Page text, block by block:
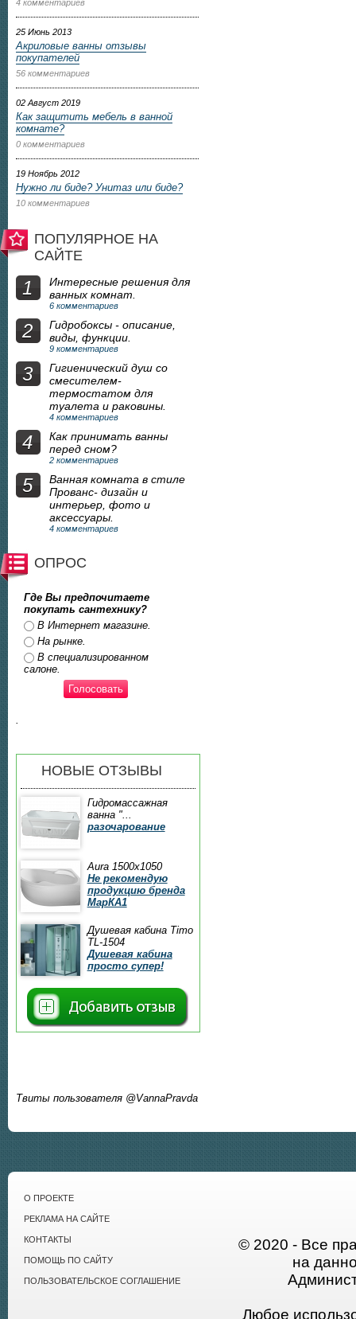
4 комментариев
25 Июнь 2013
Акриловые ванны отзывы
покупателей
56 комментариев
02 Август 2019
Как защитить мебель в ванной
комнате?
0 комментариев
19 Ноябрь 2012
Нужно ли биде? Унитаз или биде?
10 комментариев
ПОПУЛЯРНОЕ НА
САЙТЕ
1
Интересные решения для
ванных комнат.
6 комментариев
2
Гидробоксы - описание,
виды, функции.
9 комментариев
3
Гигиенический душ со
смесителем-
термостатом для
туалета и раковины.
4 комментариев
4
Как принимать ванны
перед сном?
2 комментариев
5
Ванная комната в стиле
Прованс- дизайн и
интерьер, фото и
аксессуары.
4 комментариев
ОПРОС
Где Вы предпочитаете
покупать сантехнику?
Ответы
В Интернет магазине.
На рынке.
В специализированном
салоне.
НОВЫЕ ОТЗЫВЫ
Гидромассажная
ванна "...
разочарование
Aura 1500x1050
Не рекомендую
продукцию бренда
МарКА1
Душевая кабина Timo
TL-1504
Душевая кабина
просто супер!
Твиты пользователя @VannaPravda
О ПРОЕКТЕ
РЕКЛАМА НА САЙТЕ
КОНТАКТЫ
ПОМОЩЬ ПО САЙТУ
ПОЛЬЗОВАТЕЛЬСКОЕ СОГЛАШЕНИЕ
© 2020 - Все
на
Любое